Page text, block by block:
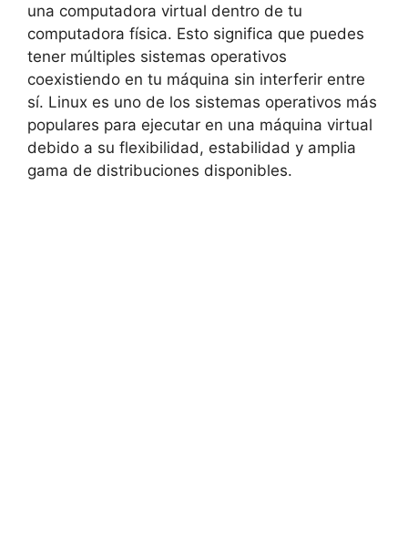
una computadora virtual dentro de tu
computadora física. Esto significa que puedes
tener múltiples sistemas operativos
coexistiendo en tu máquina sin interferir entre
sí. Linux es uno de los sistemas operativos más
populares para ejecutar en una máquina virtual
debido a su flexibilidad, estabilidad y amplia
gama de distribuciones disponibles.